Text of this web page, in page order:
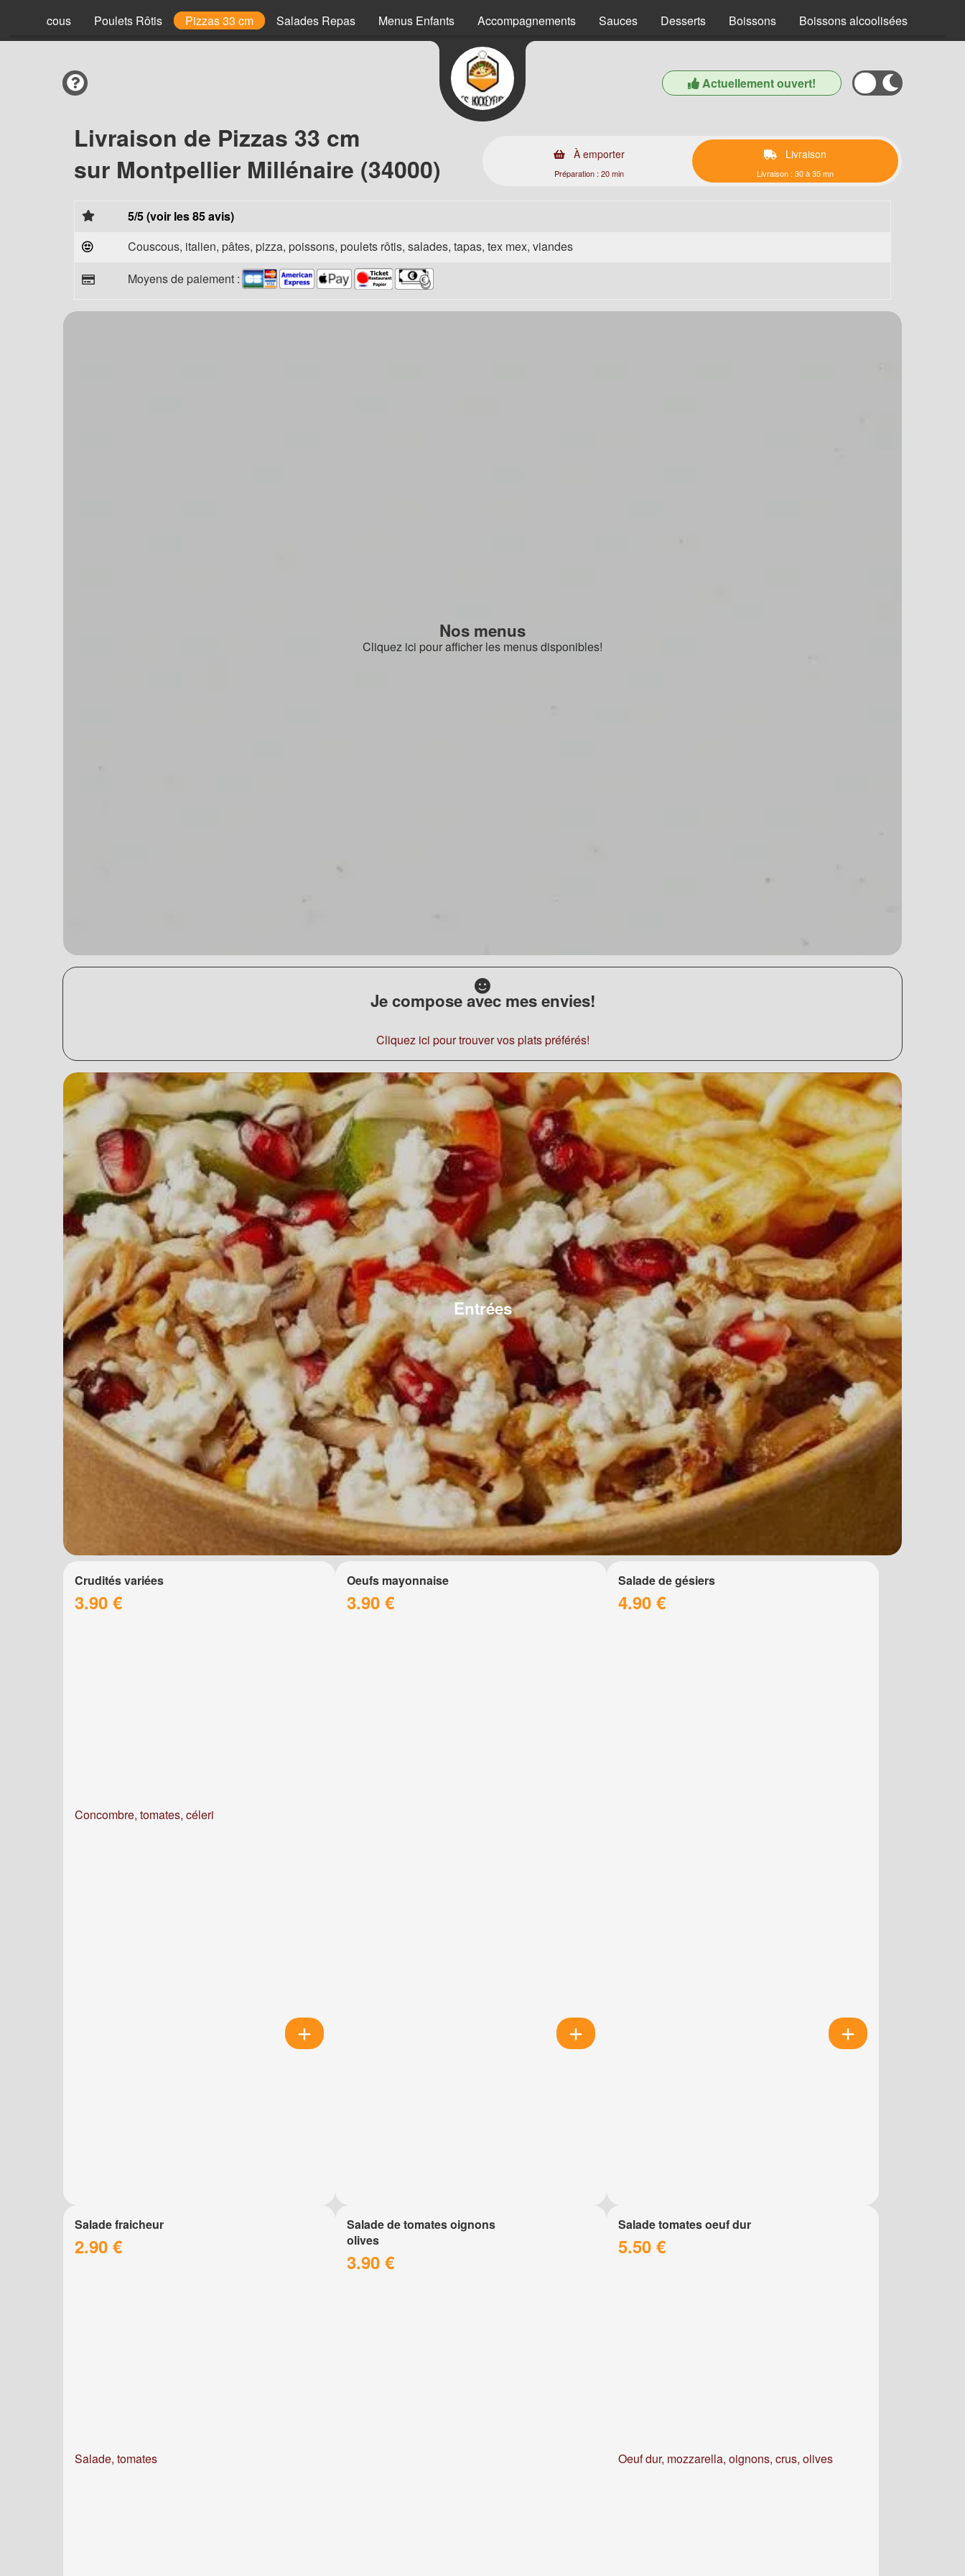
Couscous Poulets Rôtis Pizzas 33 cm Salades Repas Menus Enfants Accompagnements Sauces Desserts Boissons Boissons alcoolisées
Actuellement ouvert!
Livraison de Pizzas 33 cm
sur Montpellier Millénaire (34000)
À emporter
Préparation : 20 min
Livraison
Livraison : 30 à 35 mn
5/5 (voir les 85 avis)
Couscous, italien, pâtes, pizza, poissons, poulets rôtis, salades, tapas, tex mex, viandes
Moyens de paiement :
Nos menus
Cliquez ici pour afficher les menus disponibles!
Je compose avec mes envies!
Cliquez ici pour trouver vos plats préférés!
Entrées
Crudités variées
3.90 €
Concombre, tomates, céleri
Oeufs mayonnaise
3.90 €
Salade de gésiers
4.90 €
Salade fraicheur
2.90 €
Salade, tomates
Salade de tomates oignons
olives
3.90 €
Salade tomates oeuf dur
5.50 €
Oeuf dur, mozzarella, oignons, crus, olives